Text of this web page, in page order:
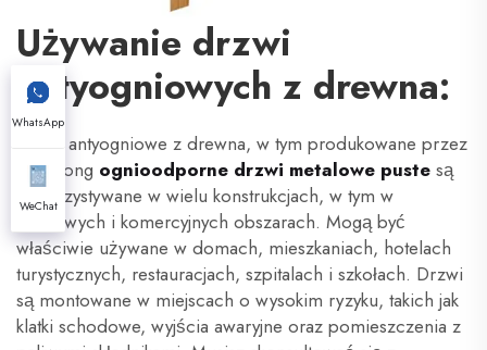
Używanie drzwi
antyogniowych z drewna:
Drzwi antyogniowe z drewna, w tym produkowane przez
Xunzhong ognioodporne drzwi metalowe puste są
wykorzystywane w wielu konstrukcjach, w tym w
domowych i komercyjnych obszarach. Mogą być
właściwie używane w domach, mieszkaniach, hotelach
turystycznych, restauracjach, szpitalach i szkołach. Drzwi
są montowane w miejscach o wysokim ryzyku, takich jak
klatki schodowe, wyjścia awaryjne oraz pomieszczenia z
WhatsApp
WeChat